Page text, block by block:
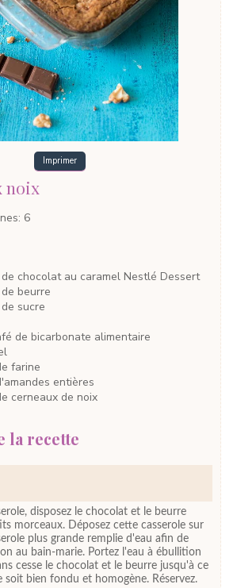
Imprimer
noix
: 6
de chocolat au caramel Nestlé Dessert
de beurre
de sucre
de bicarbonate alimentaire
farine
entières
cerneaux de noix
la recette
disposez le chocolat et le beurre
morceaux. Déposez cette casserole sur
plus grande remplie d'eau afin de
au bain-marie. Portez l'eau à ébullition
cesse le chocolat et le beurre jusqu'à ce
soit bien fondu et homogène. Réservez.